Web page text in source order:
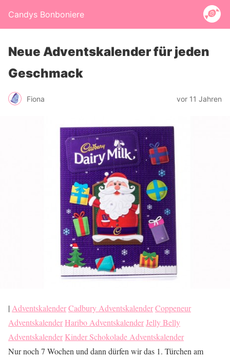
Candys Bonboniere
Neue Adventskalender für jeden
Geschmack
Fiona vor 11 Jahren
| AdventskalenderCadbury AdventskalenderCoppeneur
AdventskalenderHaribo AdventskalenderJelly Belly
Adventskalender Kinder Schokolade Adventskalender
Nur noch 7 Wochen und dann dürfen wir das 1. Türchen am